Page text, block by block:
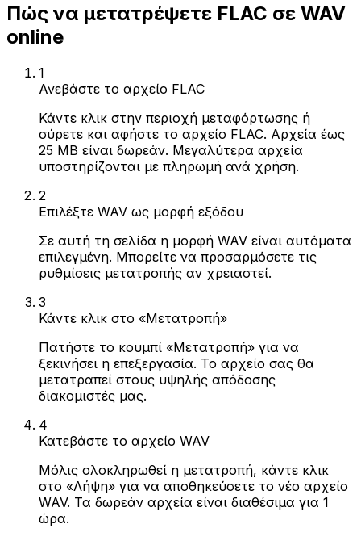
Πώς να μετατρέψετε FLAC σε WAV
online
1
Ανεβάστε το αρχείο FLAC
Κάντε κλικ στην περιοχή μεταφόρτωσης ή
σύρετε και αφήστε το αρχείο FLAC. Αρχεία έως
25 MB είναι δωρεάν. Μεγαλύτερα αρχεία
υποστηρίζονται με πληρωμή ανά χρήση.
2
Επιλέξτε WAV ως μορφή εξόδου
Σε αυτή τη σελίδα η μορφή WAV είναι αυτόματα
επιλεγμένη. Μπορείτε να προσαρμόσετε τις
ρυθμίσεις μετατροπής αν χρειαστεί.
3
Κάντε κλικ στο «Μετατροπή»
Πατήστε το κουμπί «Μετατροπή» για να
ξεκινήσει η επεξεργασία. Το αρχείο σας θα
μετατραπεί στους υψηλής απόδοσης
διακομιστές μας.
4
Κατεβάστε το αρχείο WAV
Μόλις ολοκληρωθεί η μετατροπή, κάντε κλικ
στο «Λήψη» για να αποθηκεύσετε το νέο αρχείο
WAV. Τα δωρεάν αρχεία είναι διαθέσιμα για 1
ώρα.